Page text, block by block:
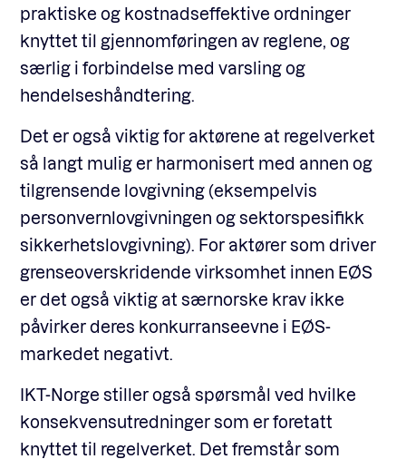
praktiske og kostnadseffektive ordninger
knyttet til gjennomføringen av reglene, og
særlig i forbindelse med varsling og
hendelseshåndtering.
Det er også viktig for aktørene at regelverket
så langt mulig er harmonisert med annen og
tilgrensende lovgivning (eksempelvis
personvernlovgivningen og sektorspesifikk
sikkerhetslovgivning). For aktører som driver
grenseoverskridende virksomhet innen EØS
er det også viktig at særnorske krav ikke
påvirker deres konkurranseevne i EØS-
markedet negativt.
IKT-Norge stiller også spørsmål ved hvilke
konsekvensutredninger som er foretatt
knyttet til regelverket. Det fremstår som